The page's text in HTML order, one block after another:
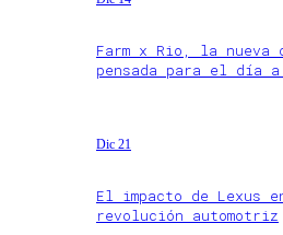
Farm x Rio, la nueva
pensada para el día
Dic 21
El impacto de Lexus
revolución automotriz